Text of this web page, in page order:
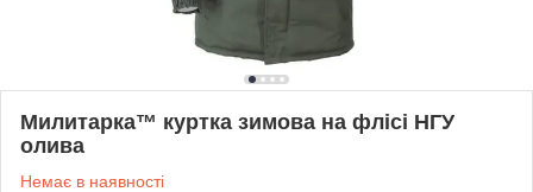
Милитарка™ куртка зимова на флісі НГУ
олива
Немає в наявності